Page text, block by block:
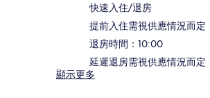
快速入住/退房
提前入住需視供應情況而定
退房時間：10:00
延遲退房需視供應情況而定
顯示更多